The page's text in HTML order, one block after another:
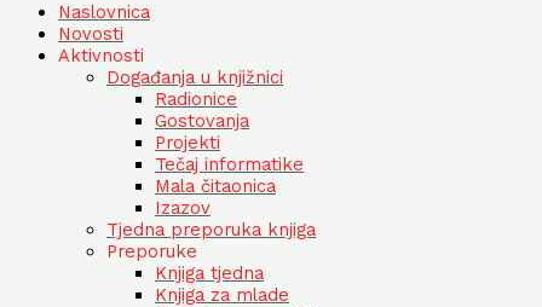
Naslovnica
Novosti
Aktivnosti
Događanja u knjižnici
Radionice
Gostovanja
Projekti
Tečaj informatike
Mala čitaonica
Izazov
Tjedna preporuka knjiga
Preporuke
Knjiga tjedna
Knjiga za mlade